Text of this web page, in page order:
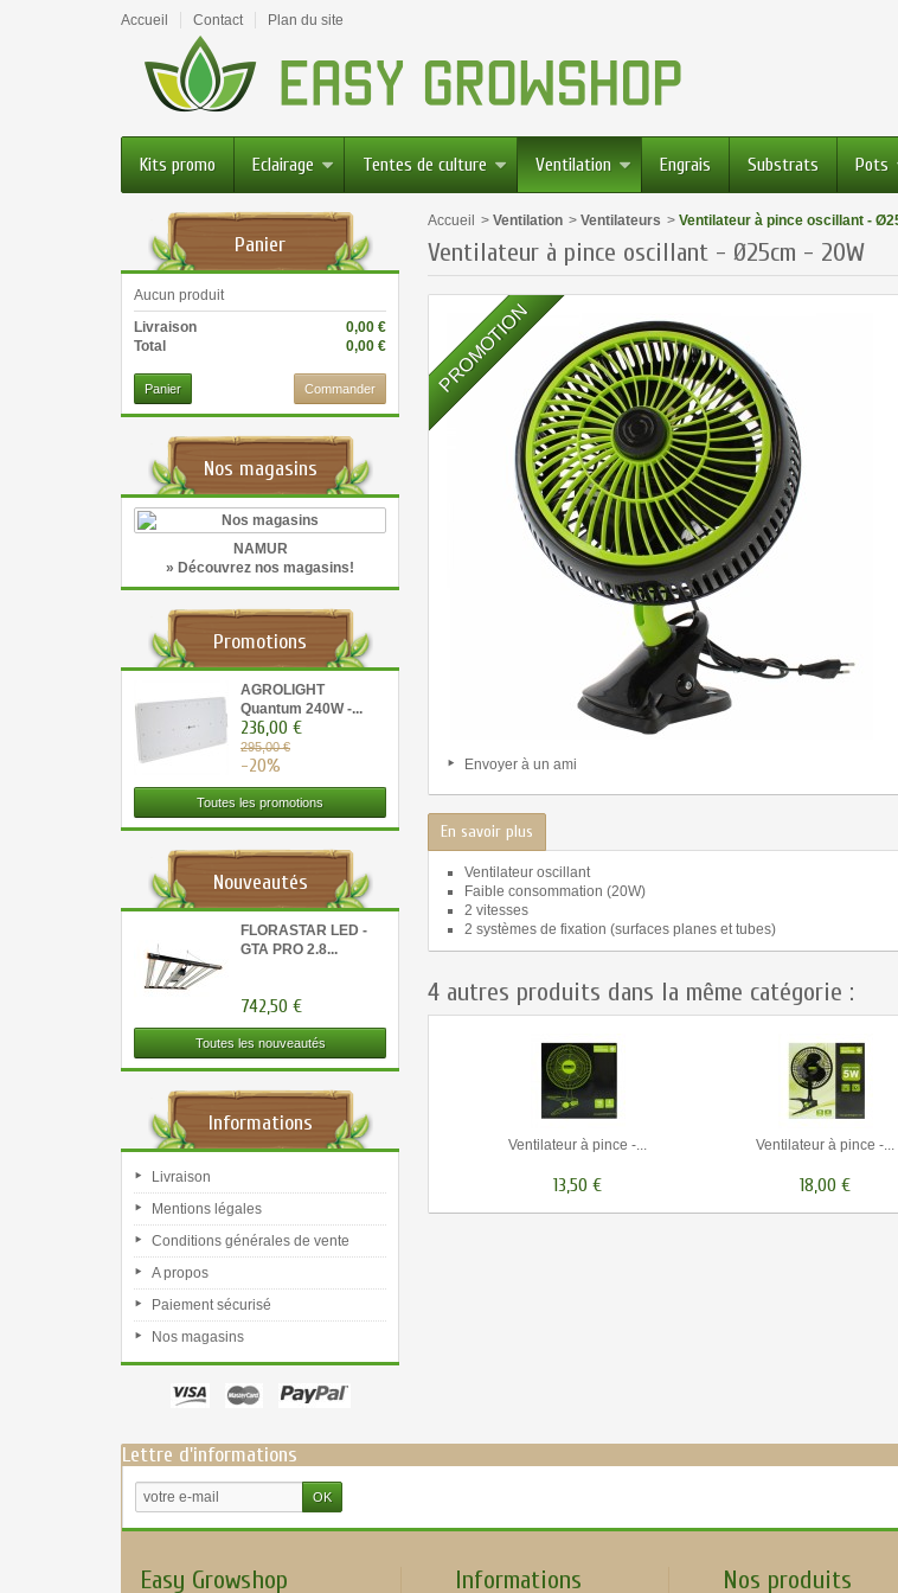
Accueil Contact Plan du site
Kits promo Eclairage Tentes de culture Ventilation Engrais Substrats Pots
Panier
Aucun produit
0,00 €
Livraison
0,00 €
Total
Panier Commander
Nos magasins
NAMUR
» Découvrez nos magasins!
Promotions
AGROLIGHT
Quantum 240W -...
236,00 €
295,00 €
-20%
Toutes les promotions
Nouveautés
FLORASTAR LED -
GTA PRO 2.8...
742,50 €
Toutes les nouveautés
Informations
Livraison
Mentions légales
Conditions générales de vente
A propos
Paiement sécurisé
Nos magasins
Accueil > Ventilation > Ventilateurs > Ventilateur à pince oscillant -
Ventilateur à pince oscillant - Ø25cm - 20W
PROMOTION
Envoyer à un ami
En savoir plus
Ventilateur oscillant
Faible consommation (20W)
2 vitesses
2 systèmes de fixation (surfaces planes et tubes)
4 autres produits dans la même catégorie :
Ventilateur à pince -...
13,50 €
Ventilateur à pince -...
18,00 €
Lettre d'informations
Easy Growshop Informations Nos produits